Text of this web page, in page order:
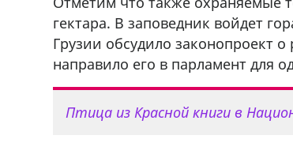
гектара. В заповедник войдет
Грузии обсудило законопроект
направило его в парламент для
Птица из Красной книги в